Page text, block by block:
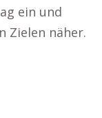
ein und
Zielen näher.